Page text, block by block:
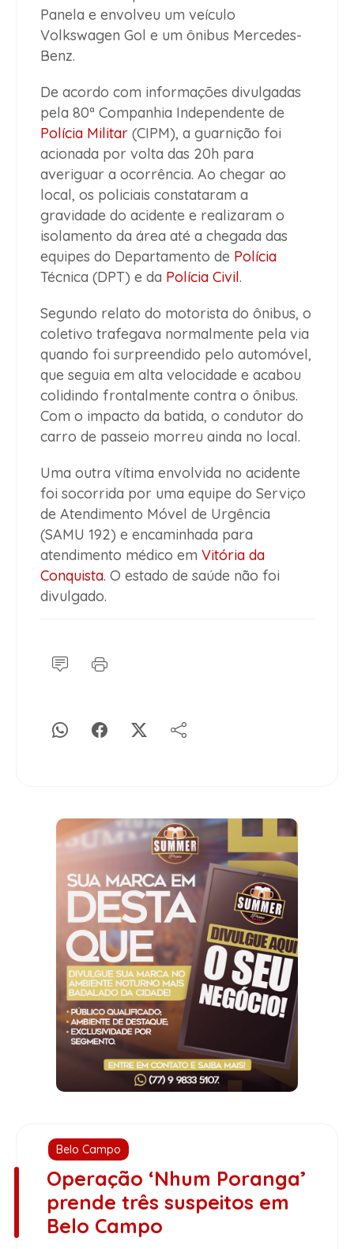
Panela e envolveu um veículo
Volkswagen Gol e um ônibus Mercedes-
Benz.
De acordo com informações divulgadas
pela 80ª Companhia Independente de
Polícia Militar (CIPM), a guarnição foi
acionada por volta das 20h para
averiguar a ocorrência. Ao chegar ao
local, os policiais constataram a
gravidade do acidente e realizaram o
isolamento da área até a chegada das
equipes do Departamento de Polícia
Técnica (DPT) e da Polícia Civil.
Segundo relato do motorista do ônibus, o
coletivo trafegava normalmente pela via
quando foi surpreendido pelo automóvel,
que seguia em alta velocidade e acabou
colidindo frontalmente contra o ônibus.
Com o impacto da batida, o condutor do
carro de passeio morreu ainda no local.
Uma outra vítima envolvida no acidente
foi socorrida por uma equipe do Serviço
de Atendimento Móvel de Urgência
(SAMU 192) e encaminhada para
atendimento médico em Vitória da
Conquista. O estado de saúde não foi
divulgado.
Belo Campo
Operação ‘Nhum Poranga’
prende três suspeitos em
Belo Campo